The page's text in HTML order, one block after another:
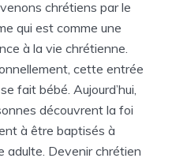
chrétiens par le
qui est comme une
à la vie chrétienne.
cette entrée
fait bébé. Aujourd’hui,
découvrent la foi
à être baptisés à
adulte. Devenir chrétien